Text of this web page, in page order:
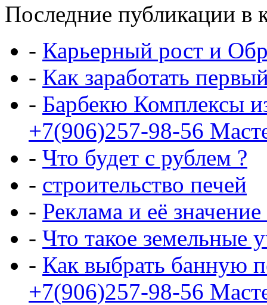
Последние публикации в
- Карьерный рост и
- Как заработать
- Барбекю Комплексы
+7(906)257-98-56
- Что будет с рублем ?
- строительство печей
- Реклама и её
- Что такое земельные
- Как выбрать банную
+7(906)257-98-56